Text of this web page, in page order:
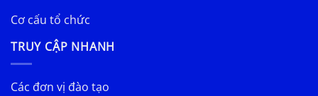
Cơ cấu tổ chức
TRUY CẬP NHANH
Các đơn vị đào tạo